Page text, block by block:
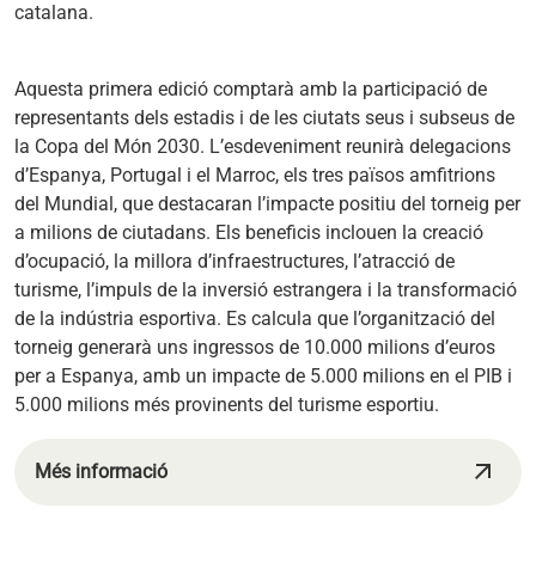
catalana.
Aquesta primera edició comptarà amb la participació de
representants dels estadis i de les ciutats seus i subseus de
la Copa del Món 2030. L’esdeveniment reunirà delegacions
d’Espanya, Portugal i el Marroc, els tres països amfitrions
del Mundial, que destacaran l’impacte positiu del torneig per
a milions de ciutadans. Els beneficis inclouen la creació
d’ocupació, la millora d’infraestructures, l’atracció de
turisme, l’impuls de la inversió estrangera i la transformació
de la indústria esportiva. Es calcula que l’organització del
torneig generarà uns ingressos de 10.000 milions d’euros
per a Espanya, amb un impacte de 5.000 milions en el PIB i
5.000 milions més provinents del turisme esportiu.
Més informació arrow_outward
s'obre en una pestanya nova